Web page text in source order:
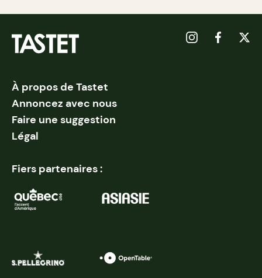
À propos de Tastet
Annoncez avec nous
Faire une suggestion
Légal
Fiers partenaires :